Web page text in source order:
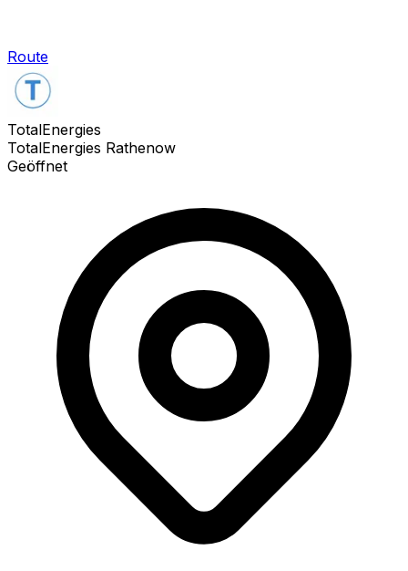
Route
TotalEnergies
TotalEnergies Rathenow
Geöffnet